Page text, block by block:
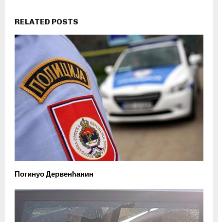
RELATED POSTS
Погинуо Дервенћанин